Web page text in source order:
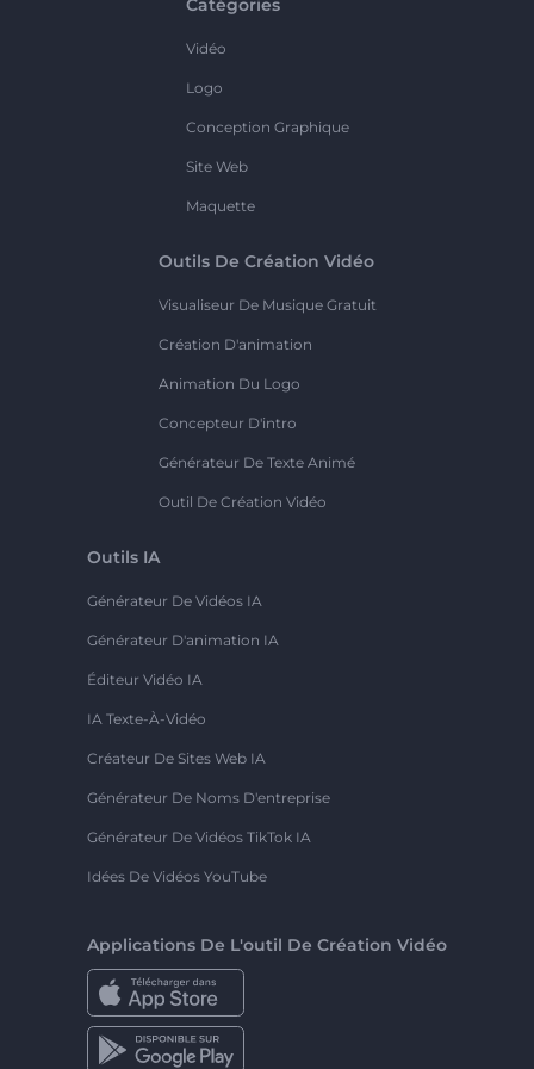
Catégories
Vidéo
Logo
Conception Graphique
Site Web
Maquette
Outils De Création Vidéo
Visualiseur De Musique Gratuit
Création D'animation
Animation Du Logo
Concepteur D'intro
Générateur De Texte Animé
Outil De Création Vidéo
Outils IA
Générateur De Vidéos IA
Générateur D'animation IA
Éditeur Vidéo IA
IA Texte-À-Vidéo
Créateur De Sites Web IA
Générateur De Noms D'entreprise
Générateur De Vidéos TikTok IA
Idées De Vidéos YouTube
Applications De L'outil De Création Vidéo